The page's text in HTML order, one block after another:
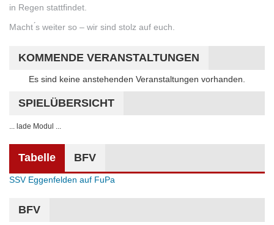
in Regen stattfindet.
Macht ́s weiter so – wir sind stolz auf euch.
KOMMENDE VERANSTALTUNGEN
Hinweis
Es sind keine anstehenden Veranstaltungen vorhanden.
SPIELÜBERSICHT
... lade Modul ...
Tabelle BFV
SSV Eggenfelden auf FuPa
BFV